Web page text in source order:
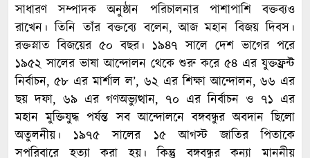
সাধারণ সম্পাদক অনুষ্ঠান পরিচালনার পাশাপাশি বক্তব্যও
রাখেন। তিনি তাঁর বক্তব্যে বলেন, আজ মহান বিজয় দিবস।
রক্তস্নাত বিজয়ের ৫০ বছর। ১৯৪৭ সালে দেশ ভাগের পরে
১৯৫২ সালের ভাষা আন্দোলন থেকে শুরু করে ৫৪ এর যুক্তফ্রন্ট
নির্বাচন, ৫৮ এর মার্শাল ল’, ৬২ এর শিক্ষা আন্দোলন, ৬৬ এর
ছয় দফা, ৬৯ এর গণঅভ্যুত্থান, ৭০ এর নির্বাচন ও ৭১ এর
মহান মুক্তিযুদ্ধ পর্যন্ত সব আন্দোলনে বঙ্গবন্ধুর অবদান ছিলো
অতুলনীয়। ১৯৭৫ সালের ১৫ আগস্ট জাতির পিতাকে
সপরিবারে হত্যা করা হয়। কিন্তু বঙ্গবন্ধুর কন্যা মাননীয়